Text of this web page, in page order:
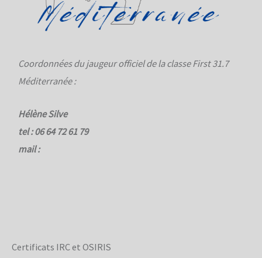
Coordonnées du jaugeur officiel de la classe First 31.7
Méditerranée :
Hélène Silve
tel :06 64 72 61 79
mail :
Certificats IRC et OSIRIS